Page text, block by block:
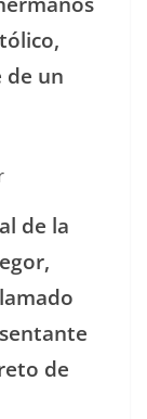
de un
de la
de